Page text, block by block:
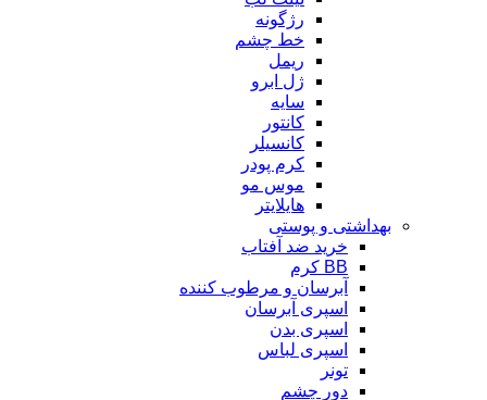
رژگونه
خط چشم
ریمل
ژل ابرو
سایه
کانتور
کانسیلر
کرم پودر
موس مو
هایلایتر
بهداشتی و پوستی
خرید ضد آفتاب
BB کرم
آبرسان و مرطوب کننده
اسپری آبرسان
اسپری بدن
اسپری لباس
تونر
دور چشم